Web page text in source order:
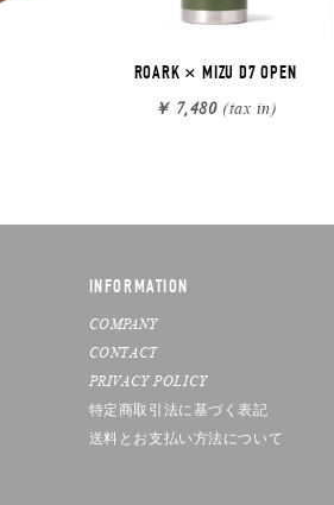
ROARK × MIZU D7 OPEN
￥ 7,480(tax in)
INFORMATION
COMPANY
CONTACT
PRIVACY POLICY
特定商取引法に基づく表記
送料とお支払い方法について